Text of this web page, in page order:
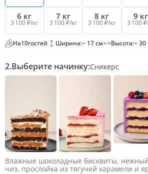
6 кг
3 100 ₽/кг
7 кг
3 100 ₽/кг
8 кг
3 100 ₽/кг
9 кг
3 100
На10гостей Ширина:~ 17 см Высота:~ 30
2.Выберите начинку:Сникерс
Влажные шоколадные бисквиты,
чиз, прослойка из тягучей карамели и